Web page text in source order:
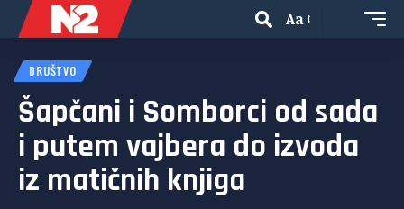
Aa
DRUŠTVO
Šapčani i Somborci od sada
i putem vajbera do izvoda
iz matičnih knjiga